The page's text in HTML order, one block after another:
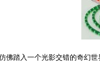
踏入一个光影交错的奇幻